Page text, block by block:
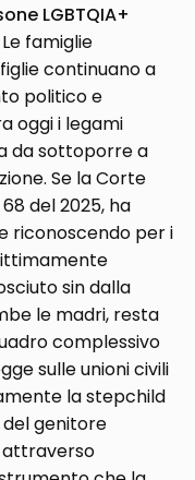
LGBTQIA+
famiglie
continuano a
politico e
oggi i legami
da sottoporre a
Se la Corte
del 2025, ha
riconoscendo per i
sin dalla
le madri, resta
complessivo
sulle unioni civili
la stepchild
genitore
attraverso